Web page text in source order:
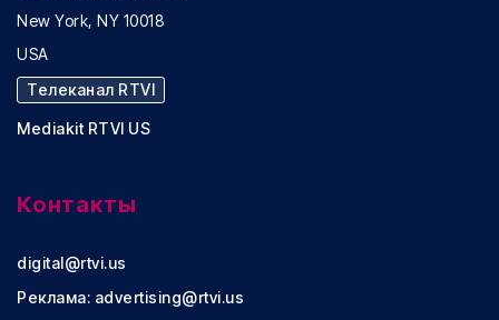
New York, NY 10018
USA
Телеканал RTVI
Mediakit RTVI US
Контакты
digital@rtvi.us
Реклама: advertising@rtvi.us